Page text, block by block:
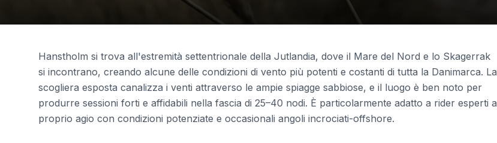
Hanstholm si trova all'estremità settentrionale della Jutlandia, dove il Mare del Nord e lo Skagerrak
si incontrano, creando alcune delle condizioni di vento più potenti e costanti di tutta la Danimarca. La
scogliera esposta canalizza i venti attraverso le ampie spiagge sabbiose, e il luogo è ben noto per
produrre sessioni forti e affidabili nella fascia di 25–40 nodi. È particolarmente adatto a rider esperti a
proprio agio con condizioni potenziate e occasionali angoli incrociati-offshore.